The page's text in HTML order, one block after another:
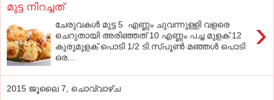
മുട്ട നിറച്ചത്
›
ചേരുവകള്‍ മുട്ട 5 എണ്ണം ചുവന്നുള്ളി വളരെ
ചെറുതായി അരിഞ്ഞത് 10 എണ്ണം പച്ച മുളക് 12
കുരുമുളക് പൊടി 1/2 ടി.സ്പൂണ്‍ മഞ്ഞള്‍ പൊടി
ഒര...
2015 ജൂലൈ 7, ചൊവ്വാഴ്ച